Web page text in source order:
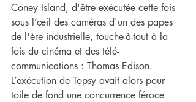
Coney Island, d'être exécutée cette fois
sous l’œil des caméras d'un des papes
de l'ère industrielle, touche-à-tout à la
fois du cinéma et des télé-
communications : Thomas Edison.
L’exécution de Topsy avait alors pour
toile de fond une concurrence féroce